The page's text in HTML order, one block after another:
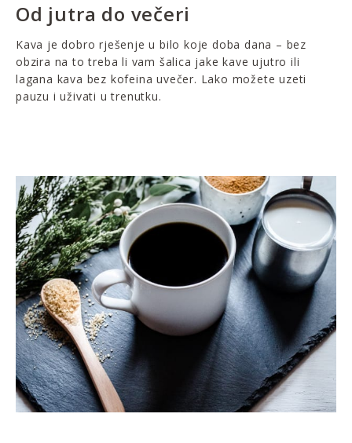
Od jutra do večeri
Kava je dobro rješenje u bilo koje doba dana – bez
obzira na to treba li vam šalica jake kave ujutro ili
lagana kava bez kofeina uvečer. Lako možete uzeti
pauzu i uživati u trenutku.